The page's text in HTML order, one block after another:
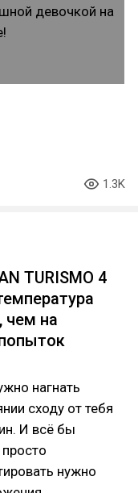
1.3K
TURISMO 4
чем на
нагнать
сходу от тебя
И всё бы
нужно